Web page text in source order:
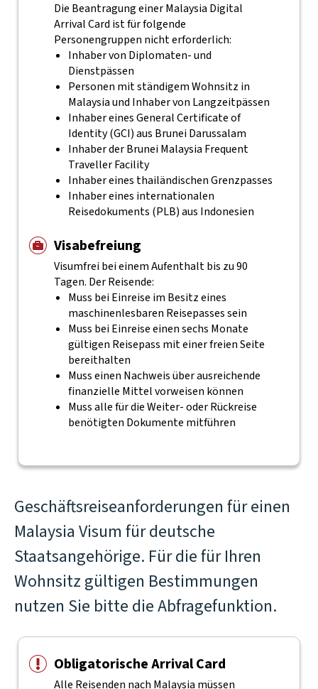
Die Beantragung einer Malaysia Digital
Arrival Card ist für folgende
Personengruppen nicht erforderlich:
Inhaber von Diplomaten- und
Dienstpässen
Personen mit ständigem Wohnsitz in
Malaysia und Inhaber von Langzeitpässen
Inhaber eines General Certificate of
Identity (GCI) aus Brunei Darussalam
Inhaber der Brunei Malaysia Frequent
Traveller Facility
Inhaber eines thailändischen Grenzpasses
Inhaber eines internationalen
Reisedokuments (PLB) aus Indonesien
Visabefreiung
Visumfrei bei einem Aufenthalt bis zu 90
Tagen. Der Reisende:
Muss bei Einreise im Besitz eines
maschinenlesbaren Reisepasses sein
Muss bei Einreise einen sechs Monate
gültigen Reisepass mit einer freien Seite
bereithalten
Muss einen Nachweis über ausreichende
finanzielle Mittel vorweisen können
Muss alle für die Weiter- oder Rückreise
benötigten Dokumente mitführen
Geschäftsreiseanforderungen für einen
Malaysia Visum für deutsche
Staatsangehörige. Für die für Ihren
Wohnsitz gültigen Bestimmungen
nutzen Sie bitte die Abfragefunktion.
Obligatorische Arrival Card
Alle Reisenden nach Malaysia müssen